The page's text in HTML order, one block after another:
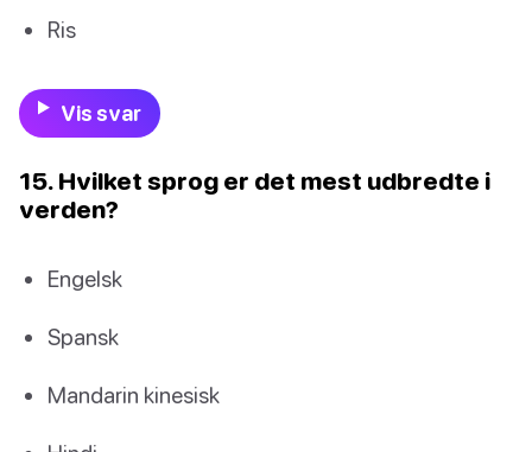
Ris
Vis svar
15. Hvilket sprog er det mest udbredte i
verden?
Engelsk
Spansk
Mandarin kinesisk